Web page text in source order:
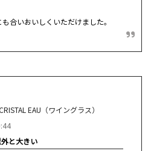
合いおいしくいただけました。
EAU（ワイングラス）
と大きい